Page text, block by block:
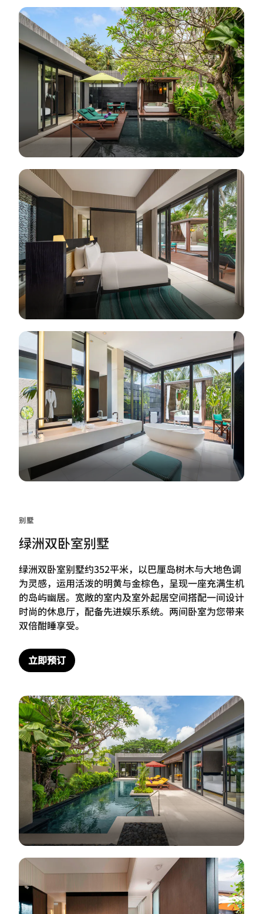
别墅
绿洲双卧室别墅
绿洲双卧室别墅约352平米，以巴厘岛树木与大地色调
为灵感，运用活泼的明黄与金棕色，呈现一座充满生机
的岛屿幽居。宽敞的室内及室外起居空间搭配一间设计
时尚的休息厅，配备先进娱乐系统。两间卧室为您带来
双倍酣睡享受。
立即预订